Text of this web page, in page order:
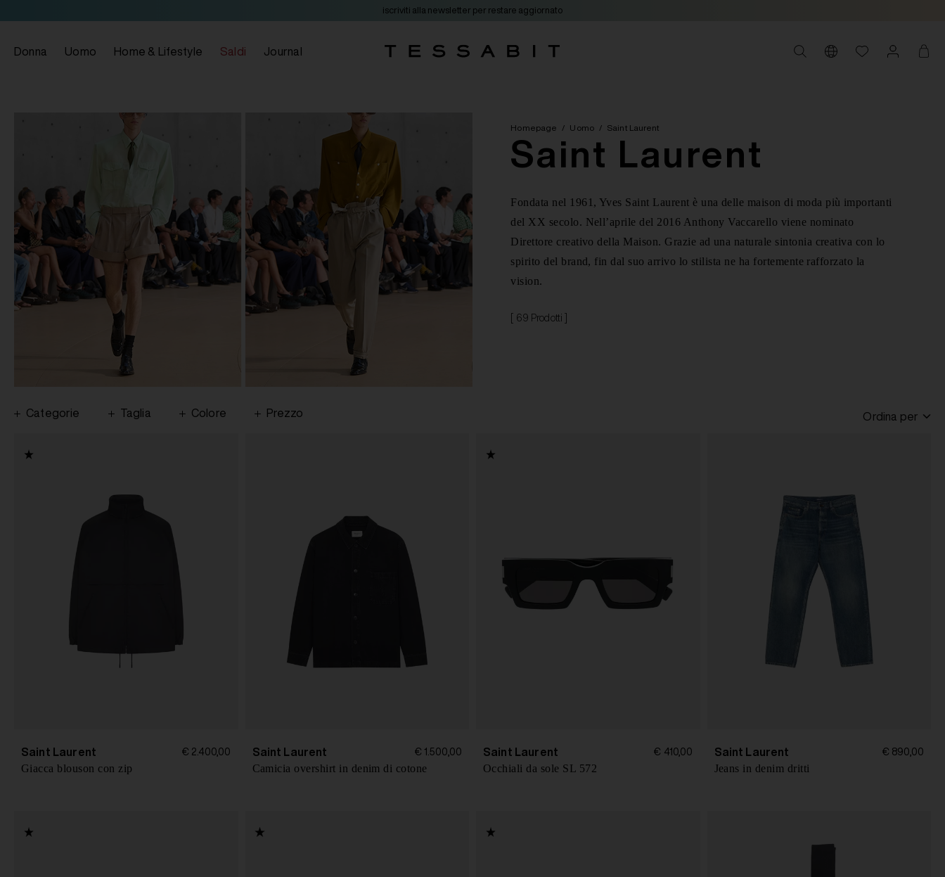
iscriviti alla newsletter per restare aggiornato
Donna Uomo Home & Lifestyle Saldi Journal
Homepage / Uomo / Saint Laurent
Saint Laurent
Fondata nel 1961, Yves Saint Laurent è una delle maison di moda più importanti
del XX secolo. Nell’aprile del 2016 Anthony Vaccarello viene nominato
Direttore creativo della Maison. Grazie ad una naturale sintonia creativa con lo
spirito del brand, fin dal suo arrivo lo stilista ne ha fortemente rafforzato la
vision.
[ 69 Prodotti ]
Categorie Taglia Colore Prezzo Ordina per
Saint Laurent € 2.400,00
Giacca blouson con zip
Saint Laurent € 1.500,00
Camicia overshirt in denim di cotone
Saint Laurent € 410,00
Occhiali da sole SL 572
Saint Laurent € 890,00
Jeans in denim dritti